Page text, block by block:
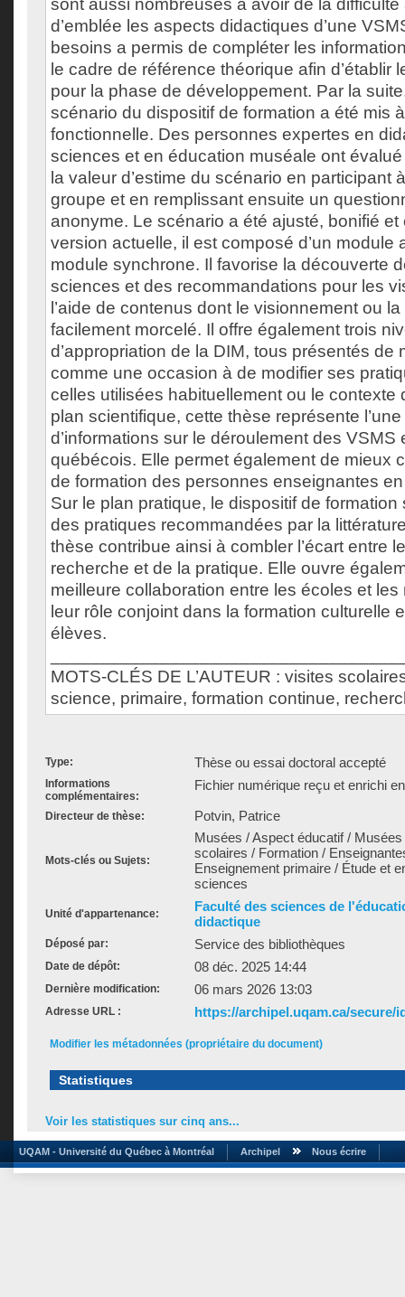
sont aussi nombreuses à avoir de la difficulté
d’emblée les aspects didactiques d’une
besoins a permis de compléter les
le cadre de référence théorique afin d’établir
pour la phase de développement. Par la
scénario du dispositif de formation a été mis
fonctionnelle. Des personnes expertes en
sciences et en éducation muséale ont évalué
la valeur d’estime du scénario en participant
groupe et en remplissant ensuite un
anonyme. Le scénario a été ajusté, bonifié
version actuelle, il est composé d’un module
module synchrone. Il favorise la découverte
sciences et des recommandations pour les
l’aide de contenus dont le visionnement ou
facilement morcelé. Il offre également trois
d’appropriation de la DIM, tous présentés de
comme une occasion à de modifier ses
celles utilisées habituellement ou le contexte
plan scientifique, cette thèse représente
d’informations sur le déroulement des VSMS
québécois. Elle permet également de mieux
de formation des personnes enseignantes
Sur le plan pratique, le dispositif de formation
des pratiques recommandées par la
thèse contribue ainsi à combler l’écart entre
recherche et de la pratique. Elle ouvre
meilleure collaboration entre les écoles et
leur rôle conjoint dans la formation culturelle
élèves.
MOTS-CLÉS DE L’AUTEUR : visites
science, primaire, formation continue,
Type: Thèse ou essai doctoral accepté
Informations
complémentaires:
Fichier numérique reçu et enrichi
Directeur de thèse: Potvin, Patrice
Mots-clés ou Sujets:
Musées / Aspect éducatif /
scolaires / Formation /
Enseignement primaire / Étude et
sciences
Unité d'appartenance:
Faculté des sciences de
didactique
Déposé par: Service des bibliothèques
Date de dépôt: 08 déc. 2025 14:44
Dernière modification: 06 mars 2026 13:03
Adresse URL : https://archipel.uqam.ca/secure/
Modifier les métadonnées (propriétaire du document)
Statistiques
Voir les statistiques sur cinq ans...
UQAM - Université du Québec à Montréal Archipel Nous écrire